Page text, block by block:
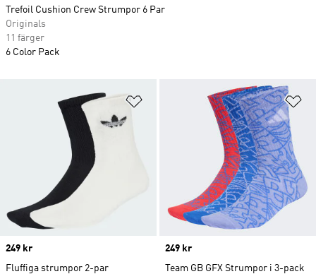
Lägg till på önskelistan
Price
249 kr
Fluffiga strumpor 2-par
Price
249 kr
Team GB GFX Strumpor i 3-pack
Trefoil Cushion Crew Strumpor 6 Par
Originals
11 färger
6 Color Pack